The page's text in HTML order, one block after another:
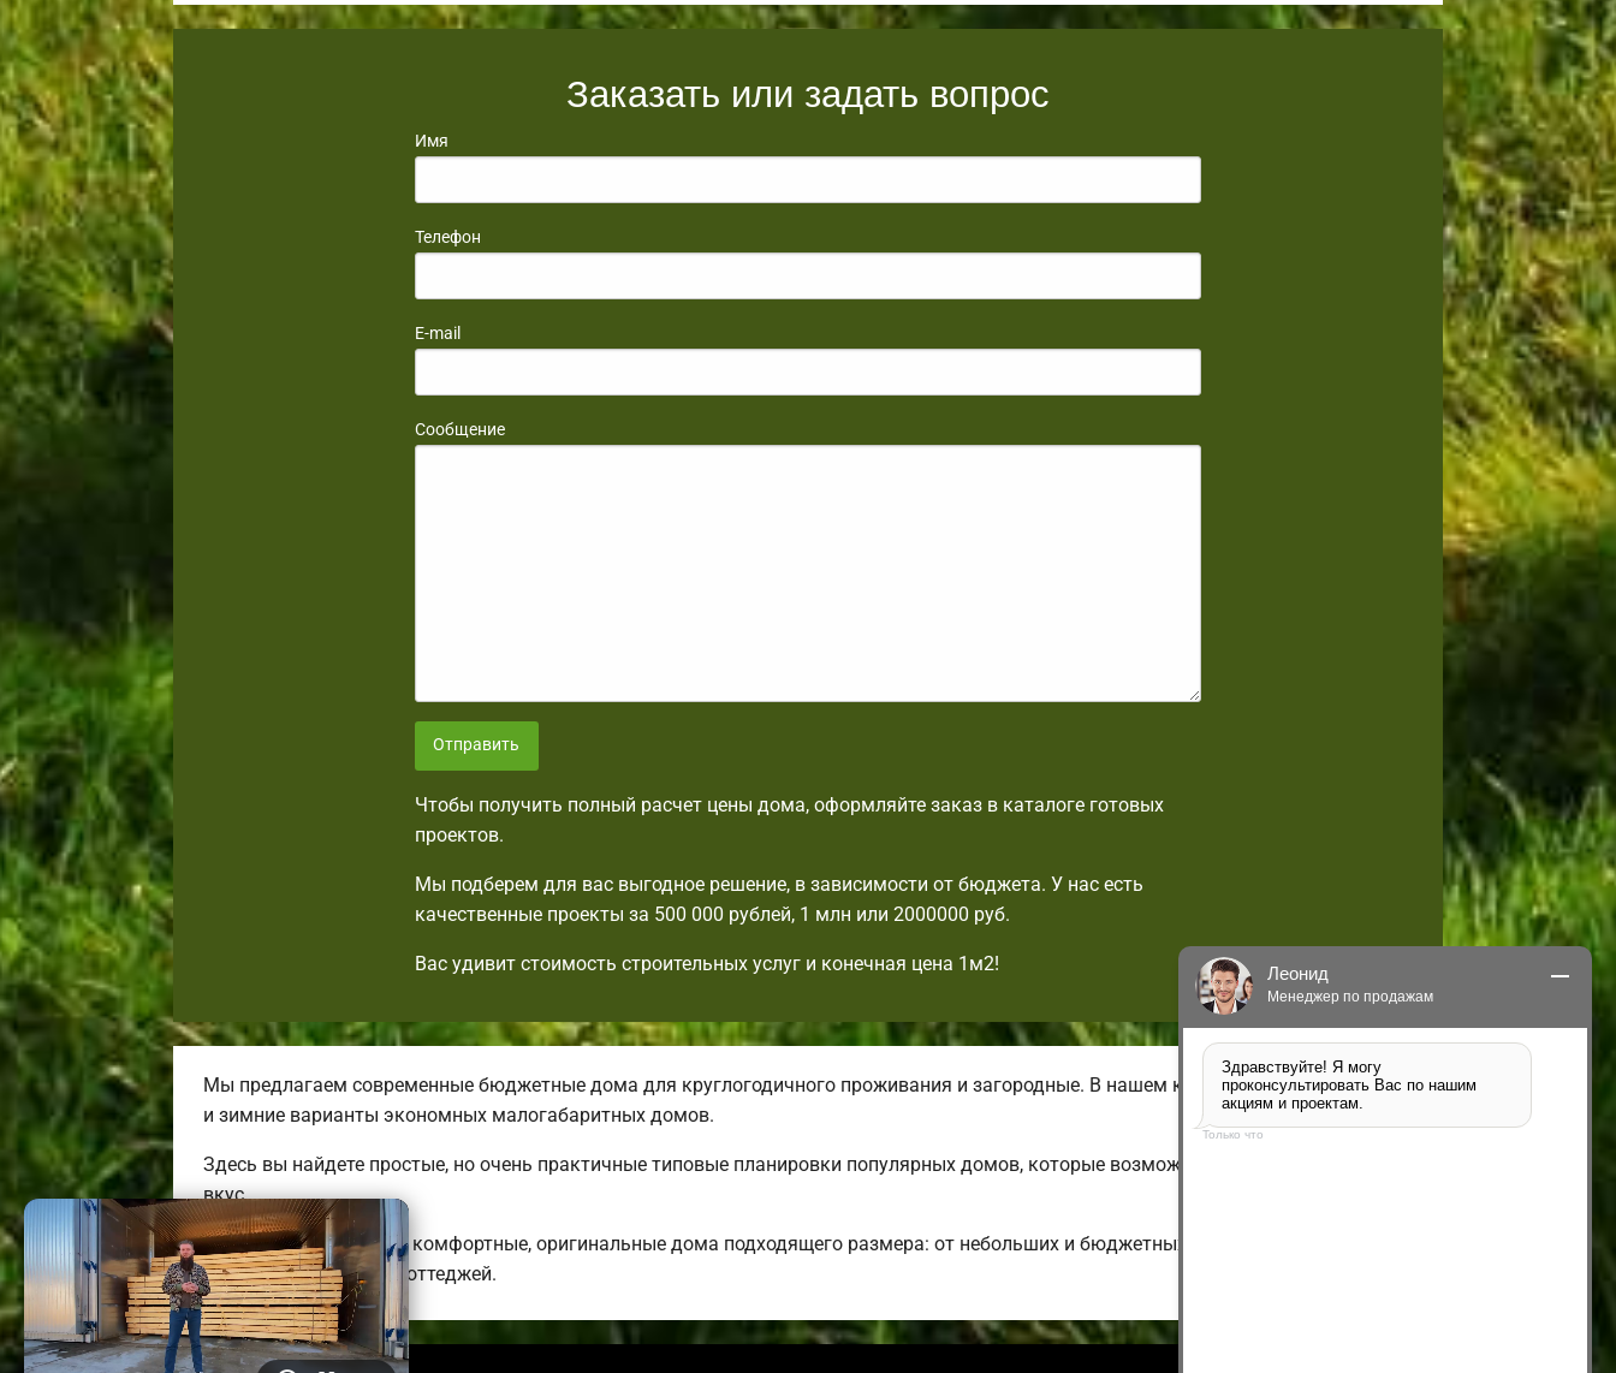
Заказать или задать вопрос
Имя
Телефон
E-mail
Сообщение
Отправить
Чтобы получить полный расчет цены дома, оформляйте заказ в каталоге готовых
проектов.
Мы подберем для вас выгодное решение, в зависимости от бюджета. У нас есть
качественные проекты за 500 000 рублей, 1 млн или 2000000 руб.
Вас удивит стоимость строительных услуг и конечная цена 1м2!
Мы предлагаем современные бюджетные дома для круглогодичного проживания и загородные. В нашем каталоге имеются летние
и зимние варианты экономных малогабаритных домов.
Здесь вы найдете простые, но очень практичные типовые планировки популярных домов, которые возможно подстроить на свой
вкус.
Строим качественные, комфортные, оригинальные дома подходящего размера: от небольших и бюджетных до больших
энергоэффективных коттеджей.
Леонид
Менеджер по продажам
Здравствуйте! Я могу
проконсультировать Вас по нашим
акциям и проектам.
Только что